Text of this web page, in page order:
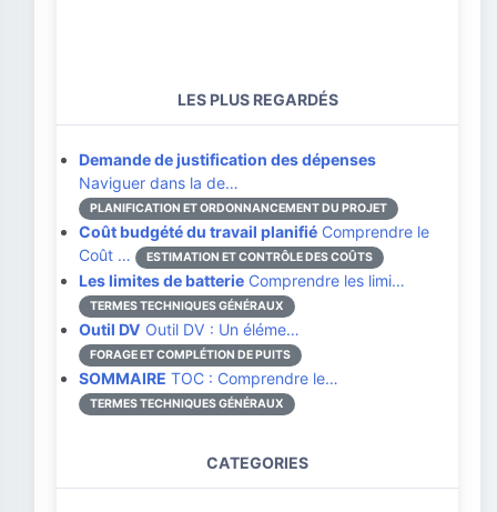
LES PLUS REGARDÉS
Demande de justification des dépenses
Naviguer dans la de…
PLANIFICATION ET ORDONNANCEMENT DU PROJET
Coût budgété du travail planifié Comprendre le
Coût …
ESTIMATION ET CONTRÔLE DES COÛTS
Les limites de batterie Comprendre les limi…
TERMES TECHNIQUES GÉNÉRAUX
Outil DV Outil DV : Un éléme…
FORAGE ET COMPLÉTION DE PUITS
SOMMAIRE TOC : Comprendre le…
TERMES TECHNIQUES GÉNÉRAUX
CATEGORIES